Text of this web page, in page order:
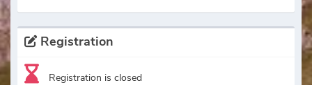
Registration
Registration is closed